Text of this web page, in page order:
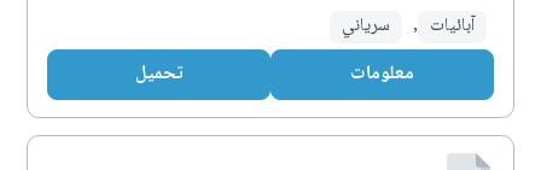
آبائيات , سرياني
معلومات تحميل